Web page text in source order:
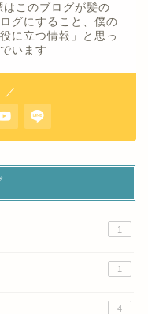
このブログが髪の
グにすること、僕の
に立つ情報」と思っ
います
1
1
4